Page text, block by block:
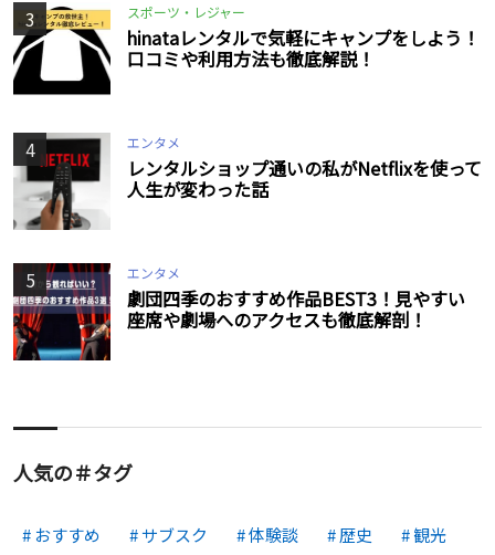
3 スポーツ・レジャー
hinataレンタルで気軽にキャンプをしよう！
口コミや利用方法も徹底解説！
4 エンタメ
レンタルショップ通いの私がNetflixを使って
人生が変わった話
5 エンタメ
劇団四季のおすすめ作品BEST3！見やすい
座席や劇場へのアクセスも徹底解剖！
人気の＃タグ
おすすめ サブスク 体験談 歴史
観光